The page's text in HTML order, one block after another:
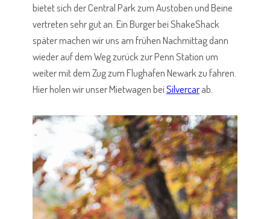
bietet sich der Central Park zum Austoben und Beine
vertreten sehr gut an. Ein Burger bei ShakeShack
später machen wir uns am frühen Nachmittag dann
wieder auf dem Weg zurück zur Penn Station um
weiter mit dem Zug zum Flughafen Newark zu fahren.
Hier holen wir unser Mietwagen beiSilvercarab.